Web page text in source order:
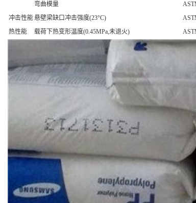
弯曲模量
冲击性能悬壁梁缺口冲击强度(23°C)
热性能
载荷下热变形温度(0.45MPa,未退火)